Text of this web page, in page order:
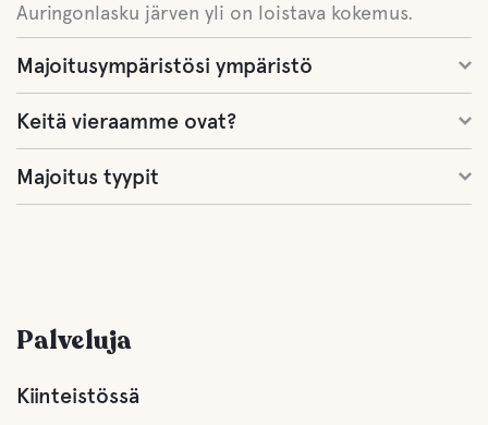
Auringonlasku järven yli on loistava kokemus.
Majoitusympäristösi ympäristö
Keitä vieraamme ovat?
Majoitus tyypit
Palveluja
Kiinteistössä